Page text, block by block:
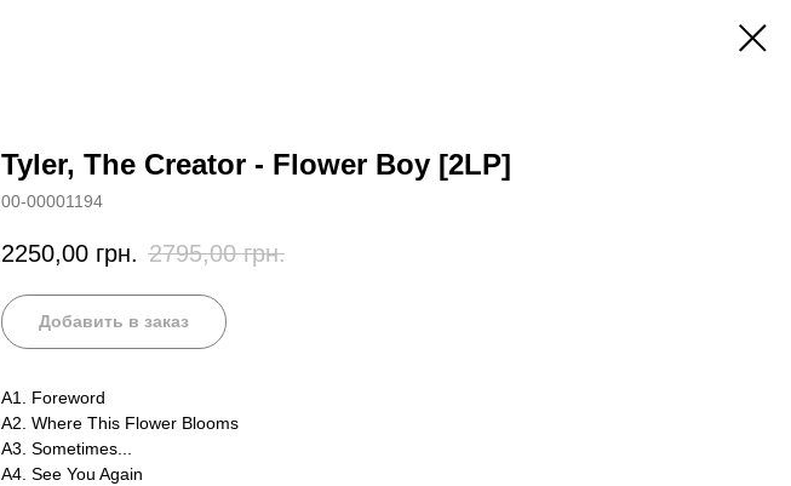
Tyler, The Creator - Flower Boy [2LP]
00-00001194
2250,00 грн. 2795,00 грн.
Добавить в заказ
A1. Foreword
A2. Where This Flower Blooms
A3. Sometimes...
A4. See You Again